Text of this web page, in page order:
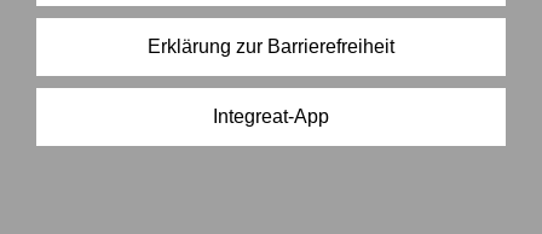
Erklärung zur Barrierefreiheit
Integreat-App